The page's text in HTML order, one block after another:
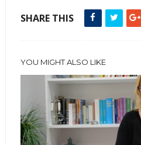
SHARE THIS
YOU MIGHT ALSO LIKE